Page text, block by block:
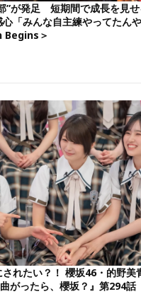
”が発足 短期間で成長を見せ
「みんな自主練やってたん
Begins＞
れたい？！ 櫻坂46・的野美
がったら、櫻坂？』第294話